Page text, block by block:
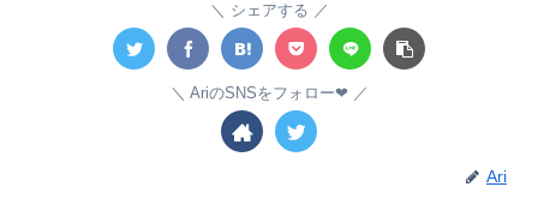
シェアする
AriのSNSをフォロー❤︎
Ari